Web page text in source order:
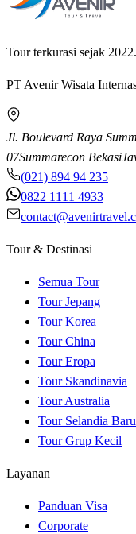
Tour terkurasi sejak 2022.
PT Avenir Wisata
Jl. Boulevard Raya
07Summarecon Bekasi
(021) 894 94 235
0822 1111 4933
Tour & Destinasi
Semua Tour
Tour Jepang
Tour Korea
Tour China
Tour Eropa
Tour Skandinavia
Tour Australia
Tour Selandia Baru
Tour Grup Kecil
Layanan
Panduan Visa
Corporate